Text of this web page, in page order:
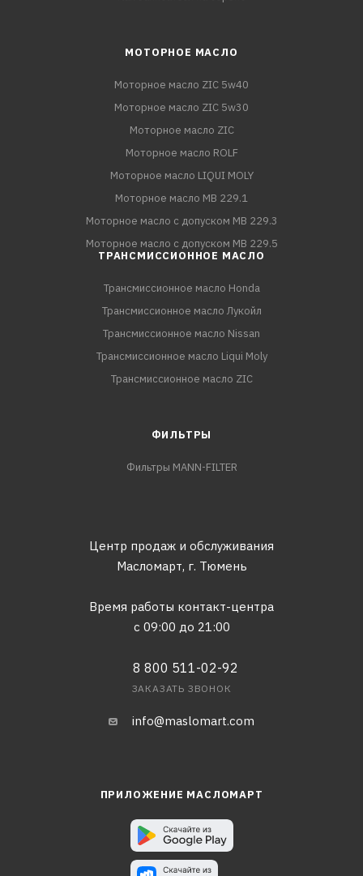
МОТОРНОЕ МАСЛО
Моторное масло ZIC 5w40
Моторное масло ZIC 5w30
Моторное масло ZIC
Моторное масло ROLF
Моторное масло LIQUI MOLY
Моторное масло MB 229.1
Моторное масло с допуском MB 229.3
Моторное масло с допуском MB 229.5
ТРАНСМИССИОННОЕ МАСЛО
Трансмиссионное масло Honda
Трансмиссионное масло Лукойл
Трансмиссионное масло Nissan
Трансмиссионное масло Liqui Moly
Трансмиссионное масло ZIC
ФИЛЬТРЫ
Фильтры MANN-FILTER
Центр продаж и обслуживания
Масломарт, г. Тюмень
Время работы контакт-центра
с 09:00 до 21:00
8 800 511-02-92
ЗАКАЗАТЬ ЗВОНОК
info@maslomart.com
ПРИЛОЖЕНИЕ МАСЛОМАРТ